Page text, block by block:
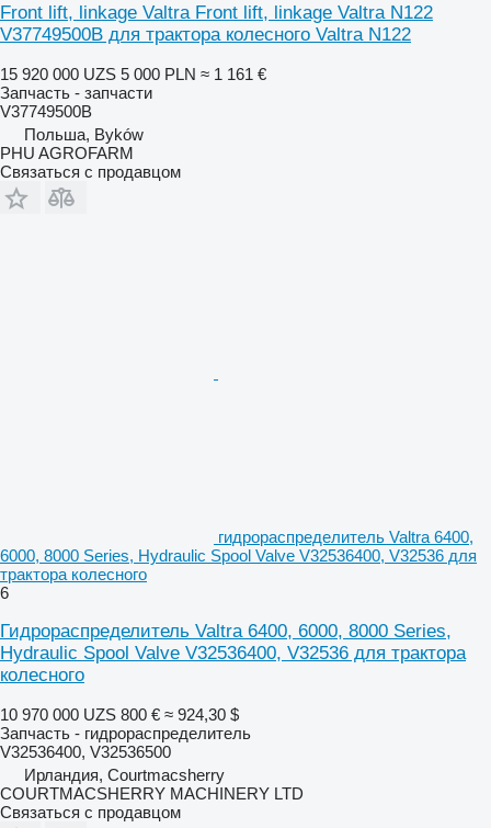
Front lift, linkage Valtra Front lift, linkage Valtra N122
V37749500B для трактора колесного Valtra N122
15 920 000 UZS 5 000 PLN ≈ 1 161 €
Запчасть - запчасти
V37749500B
Польша, Byków
PHU AGROFARM
Связаться с продавцом
гидрораспределитель Valtra 6400,
6000, 8000 Series, Hydraulic Spool Valve V32536400, V32536 для
трактора колесного
6
Гидрораспределитель Valtra 6400, 6000, 8000 Series,
Hydraulic Spool Valve V32536400, V32536 для трактора
колесного
10 970 000 UZS 800 € ≈ 924,30 $
Запчасть - гидрораспределитель
V32536400, V32536500
Ирландия, Courtmacsherry
COURTMACSHERRY MACHINERY LTD
Связаться с продавцом